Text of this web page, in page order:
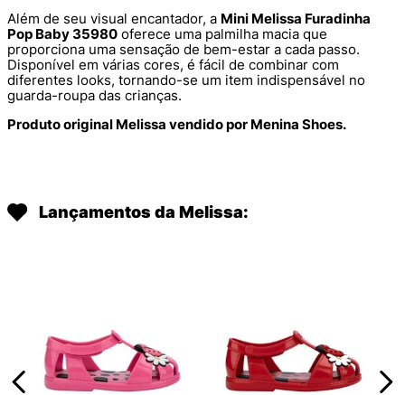
Além de seu visual encantador, a Mini Melissa Furadinha
Pop Baby 35980 oferece uma palmilha macia que
proporciona uma sensação de bem-estar a cada passo.
Disponível em várias cores, é fácil de combinar com
diferentes looks, tornando-se um item indispensável no
guarda-roupa das crianças.
Produto original Melissa vendido por Menina Shoes.
Lançamentos da Melissa: